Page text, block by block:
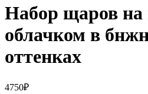
Набор щаров на
облачком в
оттенках
4750₽